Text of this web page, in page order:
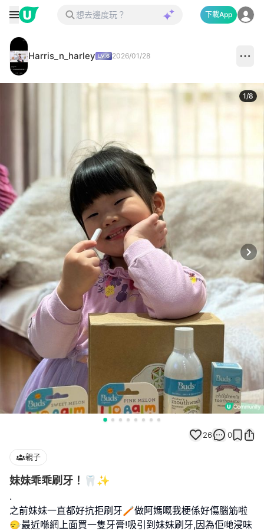
下載App
Harris_n_harley 2026/01/28
1/8
26 0
親子
妹妹乖乖刷牙！🦷✨
.
之前妹妹一直都好抗拒刷牙🪥做阿媽嘅我梗係好傷腦筋啦
🙂‍↔️最近喺網上面買一隻牙膏!吸引到妹妹刷牙,因為佢哋浸味